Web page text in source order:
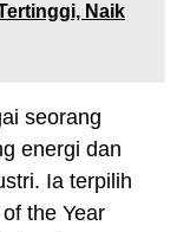
Naik
seorang
energi dan
Ia terpilih
the Year